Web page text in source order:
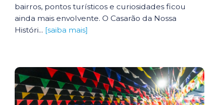
bairros, pontos turísticos e curiosidades ficou
ainda mais envolvente. O Casarão da Nossa
Históri... [saiba mais]